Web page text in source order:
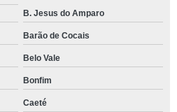
B. Jesus do Amparo
Barão de Cocais
Belo Vale
Bonfim
Caeté